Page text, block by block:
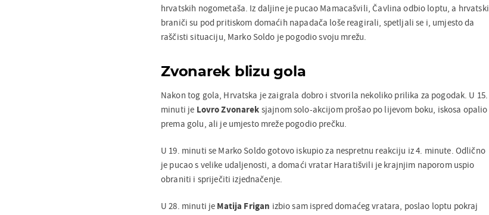
hrvatskih nogometaša. Iz daljine je pucao Mamacašvili, Čavlina odbio loptu, a hrvatski
braniči su pod pritiskom domaćih napadača loše reagirali, spetljali se i, umjesto da
raščisti situaciju, Marko Soldo je pogodio svoju mrežu.
Zvonarek blizu gola
Nakon tog gola, Hrvatska je zaigrala dobro i stvorila nekoliko prilika za pogodak. U 15.
minuti je Lovro Zvonarek sjajnom solo-akcijom prošao po lijevom boku, iskosa opalio
prema golu, ali je umjesto mreže pogodio prečku.
U 19. minuti se Marko Soldo gotovo iskupio za nespretnu reakciju iz 4. minute. Odlično
je pucao s velike udaljenosti, a domaći vratar Haratišvili je krajnjim naporom uspio
obraniti i spriječiti izjednačenje.
U 28. minuti je Matija Frigan izbio sam ispred domaćeg vratara, poslao loptu pokraj